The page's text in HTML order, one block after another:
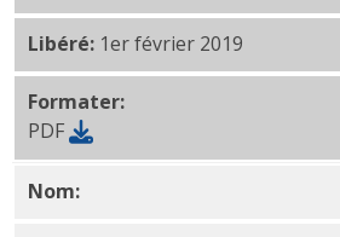
Libéré: 1er février 2019
Formater:
PDF
Nom:Déduction de la section